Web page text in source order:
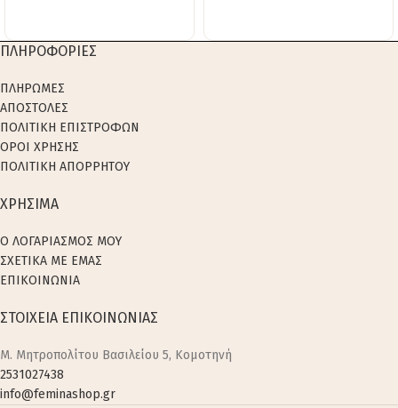
ΠΛΗΡΟΦΟΡΙΕΣ
ΠΛΗΡΩΜΕΣ
ΑΠΟΣΤΟΛΕΣ
ΠΟΛΙΤΙΚΗ ΕΠΙΣΤΡΟΦΩΝ
ΟΡΟΙ ΧΡΗΣΗΣ
ΠΟΛΙΤΙΚΗ ΑΠΟΡΡΗΤΟΥ
ΧΡΗΣΙΜΑ
Ο ΛΟΓΑΡΙΑΣΜΟΣ ΜΟΥ
ΣΧΕΤΙΚΑ ΜΕ ΕΜΑΣ
ΕΠΙΚΟΙΝΩΝΙΑ
ΣΤΟΙΧΕΙΑ ΕΠΙΚΟΙΝΩΝΙΑΣ
M. Μητροπολίτου Βασιλείου 5, Κομοτηνή
2531027438
info@feminashop.gr